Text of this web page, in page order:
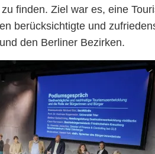
finden. Ziel war es, eine
berücksichtigte und
den Berliner Bezirken.